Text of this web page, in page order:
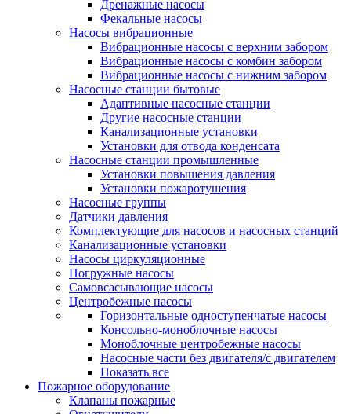
Дренажные насосы
Фекальные насосы
Насосы вибрационные
Вибрационные насосы с верхним забором
Вибрационные насосы с комбин забором
Вибрационные насосы с нижним забором
Насосные станции бытовые
Адаптивные насосные станции
Другие насосные станции
Канализационные установки
Установки для отвода конденсата
Насосные станции промышленные
Установки повышения давления
Установки пожаротушения
Насосные группы
Датчики давления
Комплектующие для насосов и насосных станций
Канализационные установки
Насосы циркуляционные
Погружные насосы
Самовсасывающие насосы
Центробежные насосы
Горизонтальные одноступенчатые насосы
Консольно-моноблочные насосы
Моноблочные центробежные насосы
Насосные части без двигателя/с двигателем
Показать все
Пожарное оборудование
Клапаны пожарные